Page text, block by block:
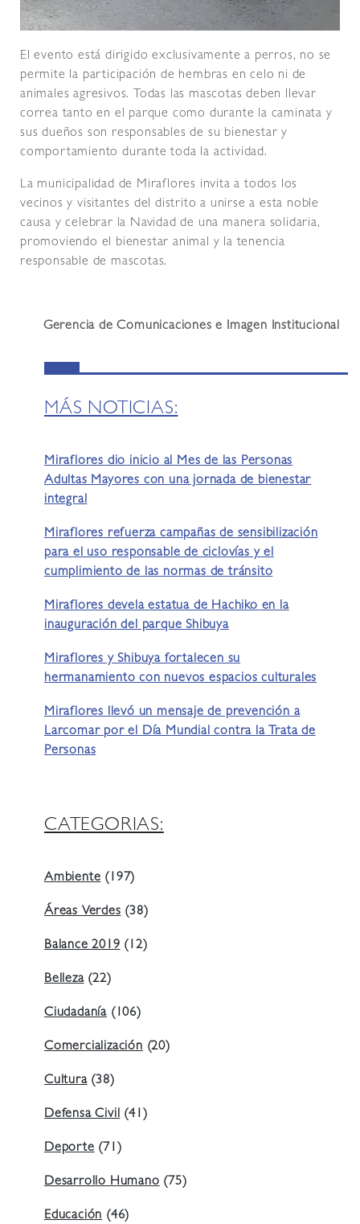
El evento está dirigido exclusivamente a perros, no se
permite la participación de hembras en celo ni de
animales agresivos. Todas las mascotas deben llevar
correa tanto en el parque como durante la caminata y
sus dueños son responsables de su bienestar y
comportamiento durante toda la actividad.
La municipalidad de Miraflores invita a todos los
vecinos y visitantes del distrito a unirse a esta noble
causa y celebrar la Navidad de una manera solidaria,
promoviendo el bienestar animal y la tenencia
responsable de mascotas.
Gerencia de Comunicaciones e Imagen Institucional
MÁS NOTICIAS:
Miraflores dio inicio al Mes de las Personas
Adultas Mayores con una jornada de bienestar
integral
Miraflores refuerza campañas de sensibilización
para el uso responsable de ciclovías y el
cumplimiento de las normas de tránsito
Miraflores devela estatua de Hachiko en la
inauguración del parque Shibuya
Miraflores y Shibuya fortalecen su
hermanamiento con nuevos espacios culturales
Miraflores llevó un mensaje de prevención a
Larcomar por el Día Mundial contra la Trata de
Personas
CATEGORIAS:
Ambiente(197)
Áreas Verdes(38)
Balance 2019(12)
Belleza(22)
Ciudadanía (106)
Comercialización(20)
Cultura(38)
Defensa Civil(41)
Deporte(71)
Desarrollo Humano(75)
Educación(46)